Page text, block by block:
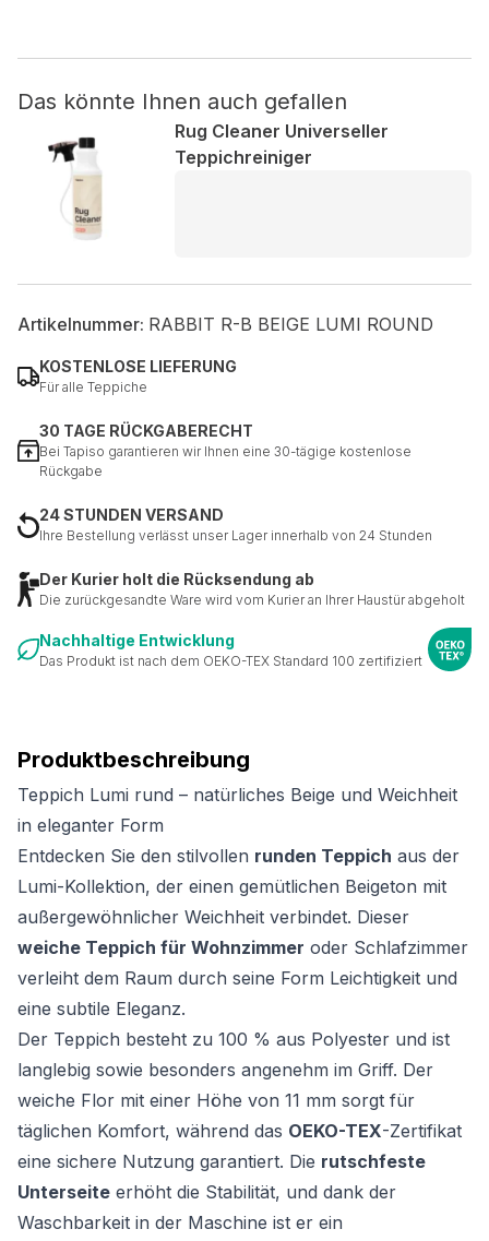
Produktbeschreibung
Teppich Lumi rund – natürliches Beige und Weichheit
in eleganter Form
Entdecken Sie den stilvollen runden Teppich aus der
Lumi-Kollektion, der einen gemütlichen Beigeton mit
außergewöhnlicher Weichheit verbindet. Dieser
weiche Teppich für Wohnzimmer oder Schlafzimmer
verleiht dem Raum durch seine Form Leichtigkeit und
eine subtile Eleganz.
Der Teppich besteht zu 100 % aus Polyester und ist
langlebig sowie besonders angenehm im Griff. Der
weiche Flor mit einer Höhe von 11 mm sorgt für
täglichen Komfort, während das OEKO-TEX-Zertifikat
eine sichere Nutzung garantiert. Die rutschfeste
Unterseite erhöht die Stabilität, und dank der
Waschbarkeit in der Maschine ist er ein
Das könnte Ihnen auch gefallen
Rug Cleaner Universeller
Teppichreiniger
Artikelnummer: RABBIT R-B BEIGE LUMI ROUND
KOSTENLOSE LIEFERUNG
Für alle Teppiche
30 TAGE RÜCKGABERECHT
Bei Tapiso garantieren wir Ihnen eine 30-tägige kostenlose
Rückgabe
24 STUNDEN VERSAND
Ihre Bestellung verlässt unser Lager innerhalb von 24 Stunden
Der Kurier holt die Rücksendung ab
Die zurückgesandte Ware wird vom Kurier an Ihrer Haustür abgeholt
Nachhaltige Entwicklung
Das Produkt ist nach dem OEKO-TEX Standard 100 zertifiziert
Nicht kategorisiert.
Andere nicht kategorisierte Cookies sind solche, die
analysiert werden und noch keiner Kategorie zugeordnet
wurden.